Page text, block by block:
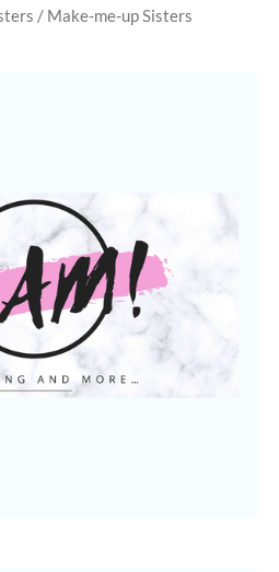
/ Make-me-up Sisters